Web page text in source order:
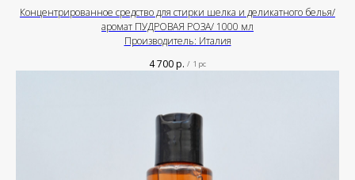
Концентрированное средство для стирки шелка и деликатного белья/
аромат ПУДРОВАЯ РОЗА/ 1000 мл
Производитель: Италия
4 700р. / 1 pc